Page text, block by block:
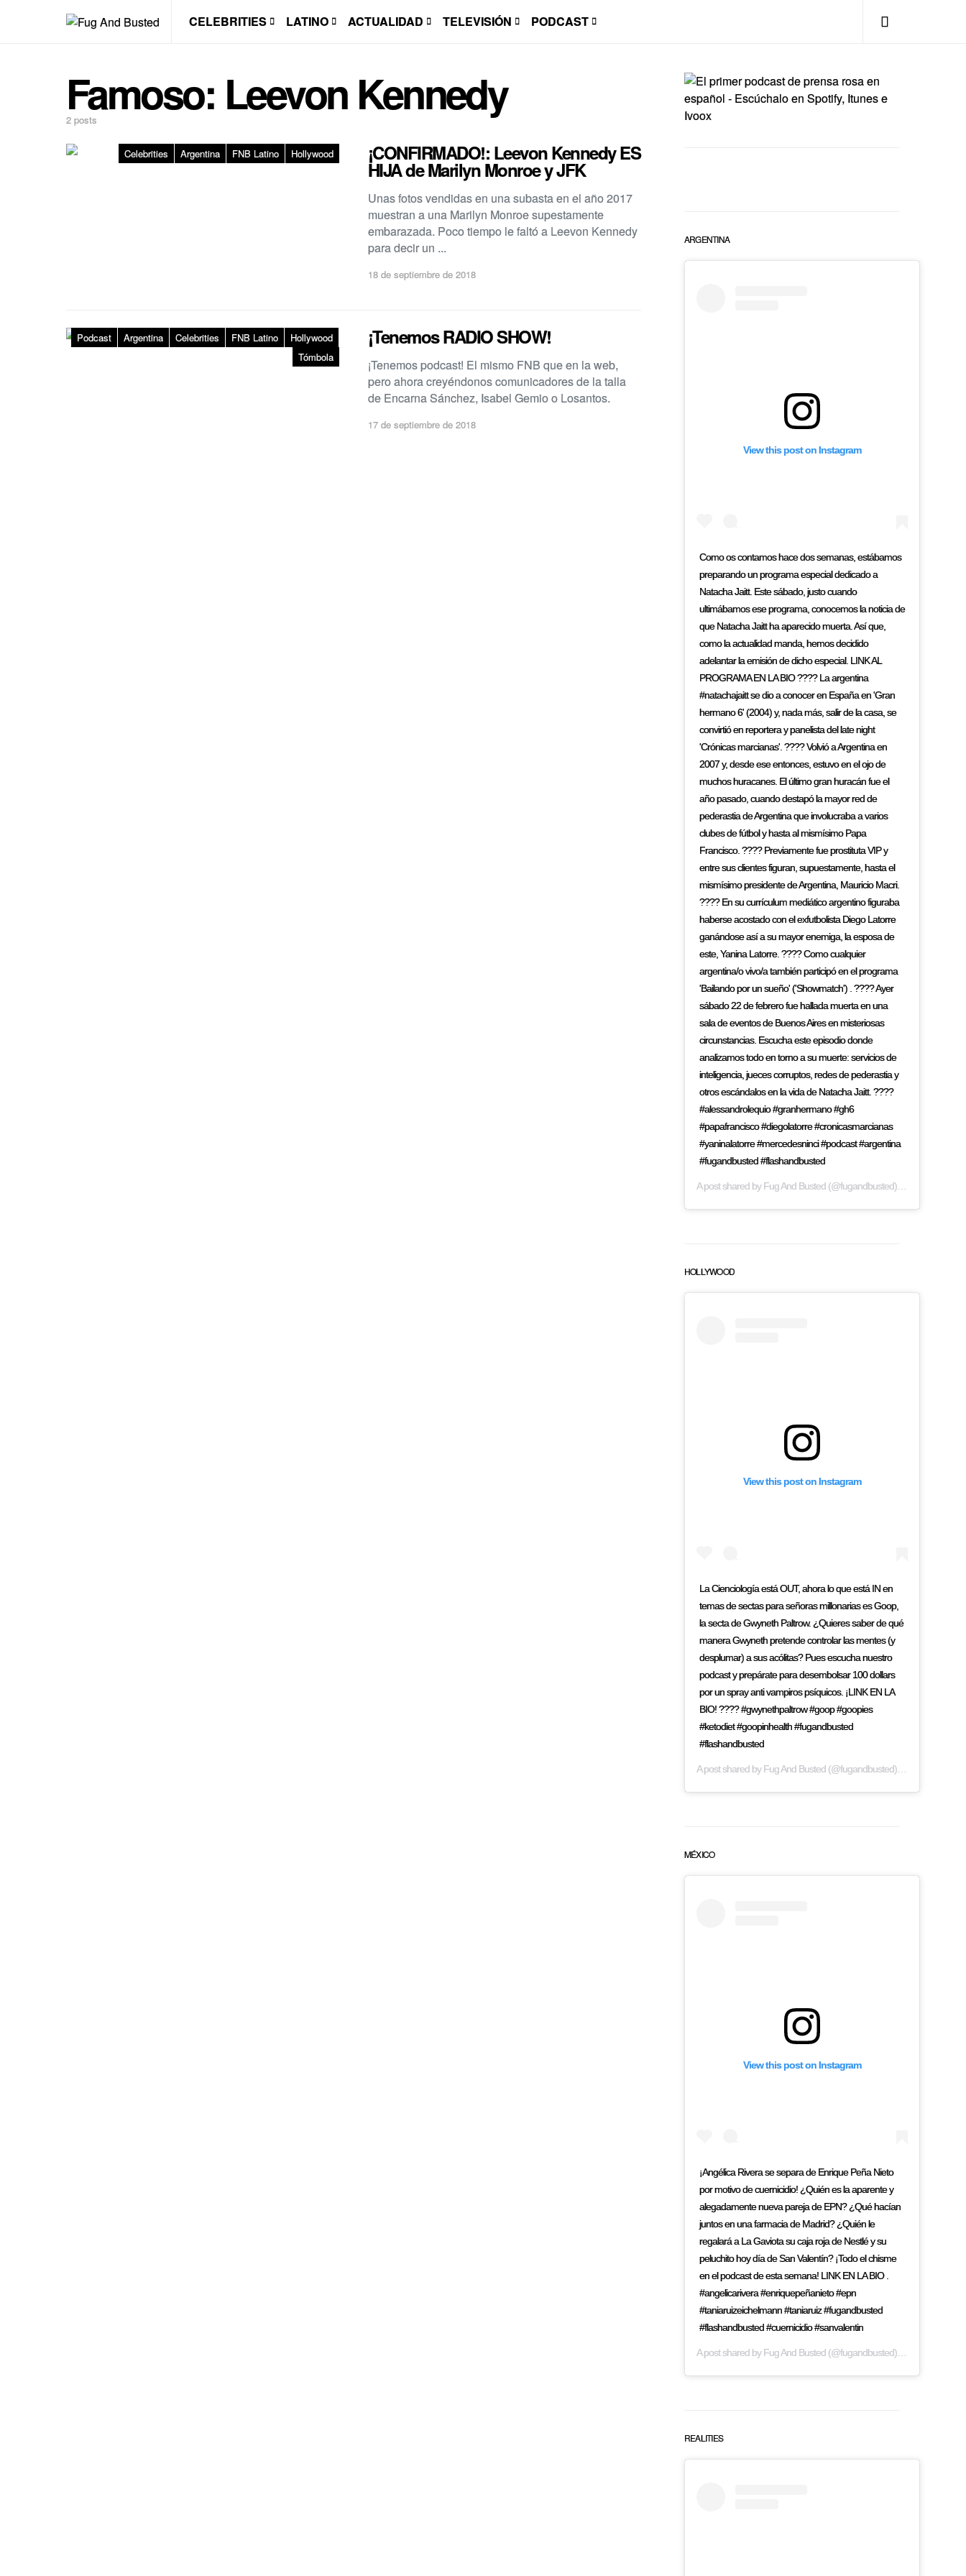
CELEBRITIES LATINO ACTUALIDAD TELEVISIÓN PODCAST
Famoso: Leevon Kennedy
2 posts
Celebrities Argentina FNB Latino Hollywood ¡CONFIRMADO!: Leevon Kennedy ES
HIJA de Marilyn Monroe y JFK
Unas fotos vendidas en una subasta en el año 2017
muestran a una Marilyn Monroe supestamente
embarazada. Poco tiempo le faltó a Leevon Kennedy
para decir un ...
18 de septiembre de 2018
Podcast Argentina Celebrities FNB Latino
Hollywood
Tómbola
¡Tenemos RADIO SHOW!
¡Tenemos podcast! El mismo FNB que en la web,
pero ahora creyéndonos comunicadores de la talla
de Encarna Sánchez, Isabel Gemio o Losantos.
17 de septiembre de 2018
ARGENTINA
View this post on Instagram
Como os contamos hace dos semanas, estábamos
preparando un programa especial dedicado a
Natacha Jaitt. Este sábado, justo cuando
ultimábamos ese programa, conocemos la noticia de
que Natacha Jaitt ha aparecido muerta. Así que,
como la actualidad manda, hemos decidido
adelantar la emisión de dicho especial. LINK AL
PROGRAMA EN LA BIO ???? La argentina
#natachajaitt se dio a conocer en España en 'Gran
hermano 6' (2004) y, nada más, salir de la casa, se
convirtió en reportera y panelista del late night
'Crónicas marcianas'. ???? Volvió a Argentina en
2007 y, desde ese entonces, estuvo en el ojo de
muchos huracanes. El último gran huracán fue el
año pasado, cuando destapó la mayor red de
pederastia de Argentina que involucraba a varios
clubes de fútbol y hasta al mismísimo Papa
Francisco. ???? Previamente fue prostituta VIP y
entre sus clientes figuran, supuestamente, hasta el
mismísimo presidente de Argentina, Mauricio Macri.
???? En su currículum mediático argentino figuraba
haberse acostado con el exfutbolista Diego Latorre
ganándose así a su mayor enemiga, la esposa de
este, Yanina Latorre. ???? Como cualquier
argentina/o vivo/a también participó en el programa
'Bailando por un sueño' ('Showmatch') . ???? Ayer
sábado 22 de febrero fue hallada muerta en una
sala de eventos de Buenos Aires en misteriosas
circunstancias. Escucha este episodio donde
analizamos todo en torno a su muerte: servicios de
inteligencia, jueces corruptos, redes de pederastia y
otros escándalos en la vida de Natacha Jaitt. ????
#alessandrolequio #granhermano #gh6
#papafrancisco #diegolatorre #cronicasmarcianas
#yaninalatorre #mercedesninci #podcast #argentina
#fugandbusted #flashandbusted
A post shared byFug And Busted(@fugandbusted) on
HOLLYWOOD
View this post on Instagram
La Cienciología está OUT, ahora lo que está IN en
temas de sectas para señoras millonarias es Goop,
la secta de Gwyneth Paltrow. ¿Quieres saber de qué
manera Gwyneth pretende controlar las mentes (y
desplumar) a sus acólitas? Pues escucha nuestro
podcast y prepárate para desembolsar 100 dollars
por un spray anti vampiros psíquicos. ¡LINK EN LA
BIO! ???? #gwynethpaltrow #goop #goopies
#ketodiet #goopinhealth #fugandbusted
#flashandbusted
A post shared byFug And Busted(@fugandbusted) on
MÉXICO
View this post on Instagram
¡Angélica Rivera se separa de Enrique Peña Nieto
por motivo de cuernicidio! ¿Quién es la aparente y
alegadamente nueva pareja de EPN? ¿Qué hacían
juntos en una farmacia de Madrid? ¿Quién le
regalará a La Gaviota su caja roja de Nestlé y su
peluchito hoy día de San Valentín? ¡Todo el chisme
en el podcast de esta semana! LINK EN LA BIO .
#angelicarivera #enriquepeñanieto #epn
#taniaruizeichelmann #taniaruiz #fugandbusted
#flashandbusted #cuernicidio #sanvalentin
A post shared byFug And Busted(@fugandbusted) on
REALITIES